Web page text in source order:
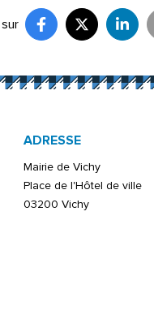
Partager sur
(ouverture dans
Partager
(ouverture
ADRESSE
Mairie de Vichy
Place de l'Hôtel de ville
03200 Vichy